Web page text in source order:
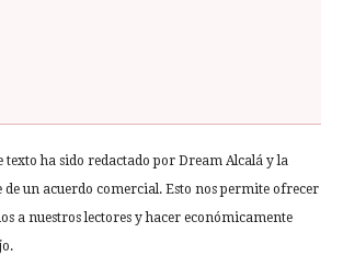
texto ha sido redactado por Dream Alcalá y la
de un acuerdo comercial. Esto nos permite ofrecer
a nuestros lectores y hacer económicamente